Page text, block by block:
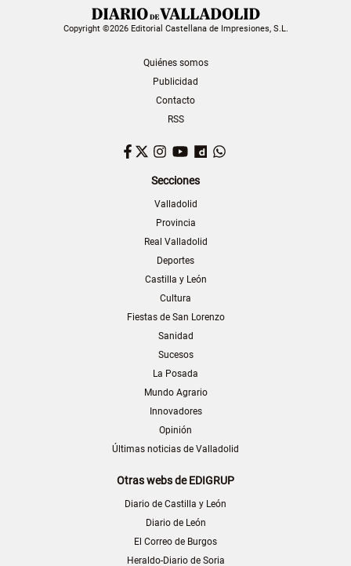
Copyright ©2026 Editorial Castellana de Impresiones, S.L.
Quiénes somos
Publicidad
Contacto
RSS
Facebook
TwitterInstagram
YouTubeDailymotion
Secciones
Valladolid
Provincia
Real Valladolid
Deportes
Castilla y León
Cultura
Fiestas de San Lorenzo
Sanidad
Sucesos
La Posada
Mundo Agrario
Innovadores
Opinión
Últimas noticias de Valladolid
Otras webs de EDIGRUP
Diario de Castilla y León
Diario de León
El Correo de Burgos
Heraldo-Diario de Soria